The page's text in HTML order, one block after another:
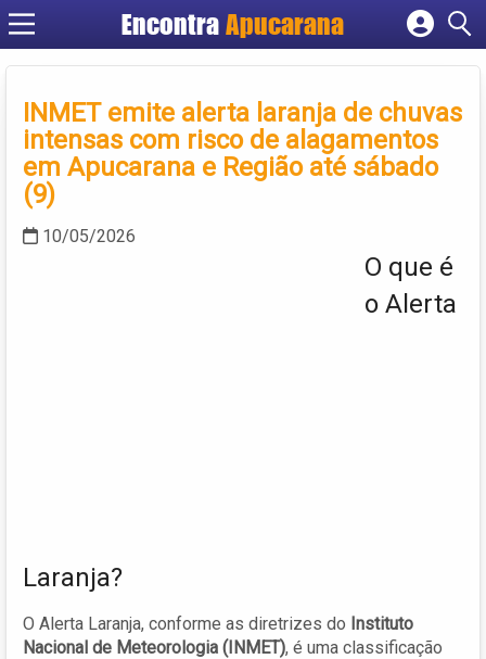
Encontra Apucarana
Cadastrar empresa
Criar conta
INMET emite alerta laranja de chuvas
intensas com risco de alagamentos
em Apucarana e Região até sábado
(9)
10/05/2026
O que é
o Alerta
Laranja?
O Alerta Laranja, conforme as diretrizes do Instituto
Nacional de Meteorologia (INMET), é uma classificação